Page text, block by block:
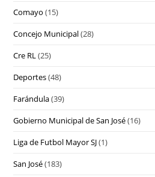
Comayo (15)
Concejo Municipal(28)
Cre RL(25)
Deportes(48)
Farándula(39)
Gobierno Municipal de San José(16)
Liga de Futbol Mayor SJ(1)
San José(183)